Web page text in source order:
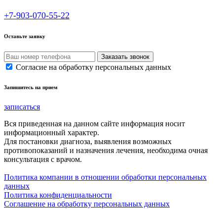
+7-903-070-55-22
Оставьте заявку
Согласие на обработку персональных данных
Запишитесь на прием
записаться
Вся приведенная на данном сайте информация носит
информационный характер.
Для постановки диагноза, выявления возможных
противопоказаний и назначения лечения, необходима очная
консультация с врачом.
Политика компании в отношении обработки персональных
данных
Политика конфиденциальности
Соглашение на обработку персональных данных